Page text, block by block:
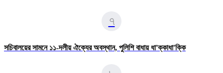
৭
সচিবালয়ের সামনে ১১-দলীয় ঐক্যের অবস্থান, পুলিশি বাধায় ধা'ক্কাধা'ক্কি